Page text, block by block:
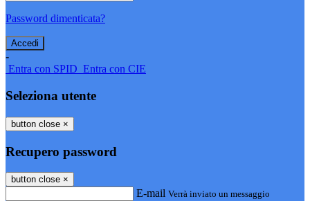
Password dimenticata?
-
Entra con SPID Entra con CIE
Seleziona utente
button close ×
Recupero password
button close ×
E-mail Verrà inviato un messaggio